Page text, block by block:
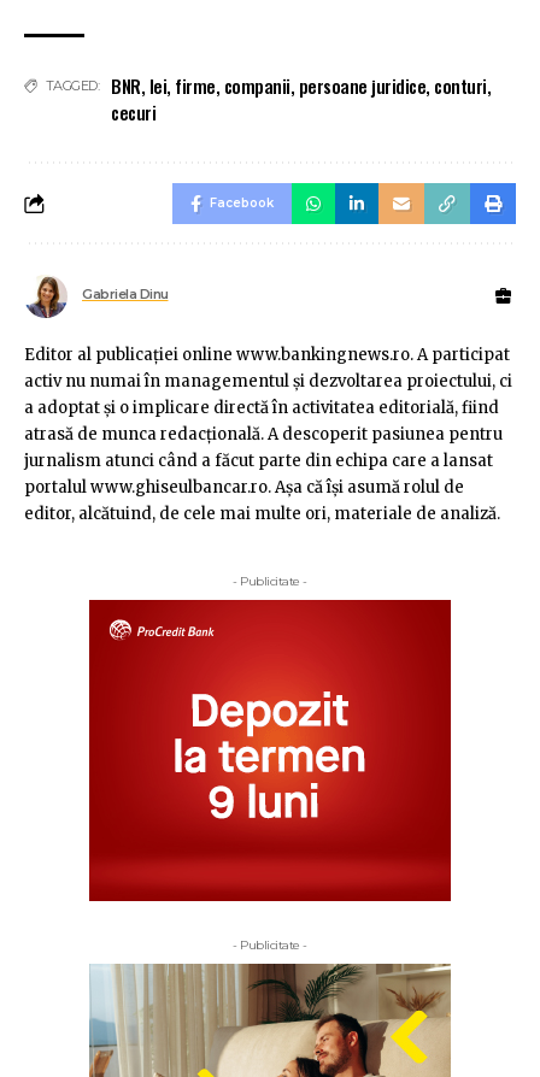
TAGGED: BNR, lei, firme, companii, persoane juridice, conturi,
cecuri
Facebook
Gabriela Dinu
Editor al publicaţiei online www.bankingnews.ro. A participat
activ nu numai în managementul şi dezvoltarea proiectului, ci
a adoptat şi o implicare directă în activitatea editorială, fiind
atrasă de munca redacţională. A descoperit pasiunea pentru
jurnalism atunci când a făcut parte din echipa care a lansat
portalul www.ghiseulbancar.ro. Așa că îşi asumă rolul de
editor, alcătuind, de cele mai multe ori, materiale de analiză.
- Publicitate -
- Publicitate -